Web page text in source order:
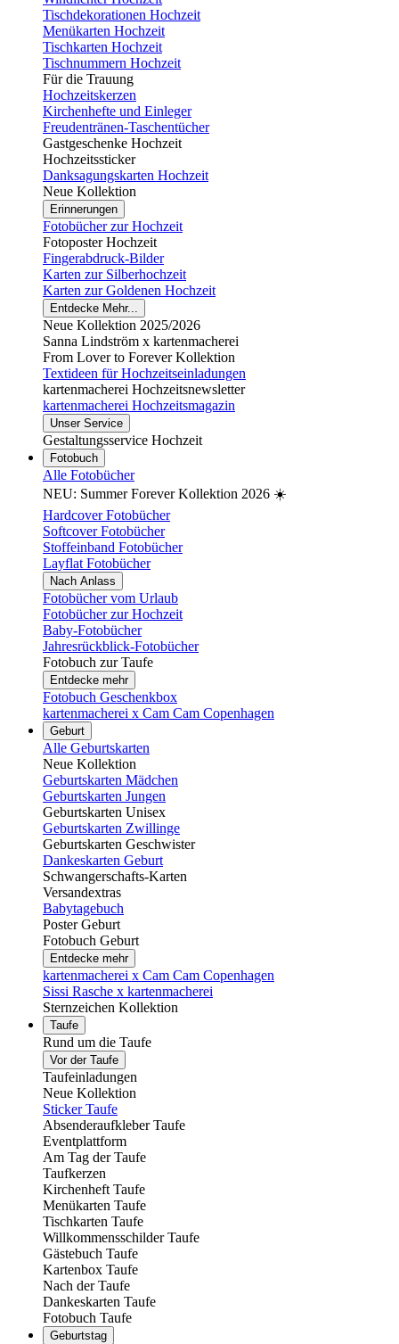
Tischdekorationen Hochzeit
Menükarten Hochzeit
Tischkarten Hochzeit
Tischnummern Hochzeit
Für die Trauung
Hochzeitskerzen
Kirchenhefte und Einleger
Freudentränen-Taschentücher
Gastgeschenke Hochzeit
Hochzeitssticker
Danksagungskarten Hochzeit
Neue Kollektion
Erinnerungen
Fotobücher zur Hochzeit
Fotoposter Hochzeit
Fingerabdruck-Bilder
Karten zur Silberhochzeit
Karten zur Goldenen Hochzeit
Entdecke Mehr...
Neue Kollektion 2025/2026
Sanna Lindström x kartenmacherei
From Lover to Forever Kollektion
Textideen für Hochzeitseinladungen
kartenmacherei Hochzeitsnewsletter
kartenmacherei Hochzeitsmagazin
Unser Service
Gestaltungsservice Hochzeit
Fotobuch
Alle Fotobücher
NEU: Summer Forever Kollektion 2026 ☀️
Hardcover Fotobücher
Softcover Fotobücher
Stoffeinband Fotobücher
Layflat Fotobücher
Nach Anlass
Fotobücher vom Urlaub
Fotobücher zur Hochzeit
Baby-Fotobücher
Jahresrückblick-Fotobücher
Fotobuch zur Taufe
Entdecke mehr
Fotobuch Geschenkbox
kartenmacherei x Cam Cam Copenhagen
Geburt
Alle Geburtskarten
Neue Kollektion
Geburtskarten Mädchen
Geburtskarten Jungen
Geburtskarten Unisex
Geburtskarten Zwillinge
Geburtskarten Geschwister
Dankeskarten Geburt
Schwangerschafts-Karten
Versandextras
Babytagebuch
Poster Geburt
Fotobuch Geburt
Entdecke mehr
kartenmacherei x Cam Cam Copenhagen
Sissi Rasche x kartenmacherei
Sternzeichen Kollektion
Taufe
Rund um die Taufe
Vor der Taufe
Taufeinladungen
Neue Kollektion
Sticker Taufe
Absenderaufkleber Taufe
Eventplattform
Am Tag der Taufe
Taufkerzen
Kirchenheft Taufe
Menükarten Taufe
Tischkarten Taufe
Willkommensschilder Taufe
Gästebuch Taufe
Kartenbox Taufe
Nach der Taufe
Dankeskarten Taufe
Fotobuch Taufe
Geburtstag